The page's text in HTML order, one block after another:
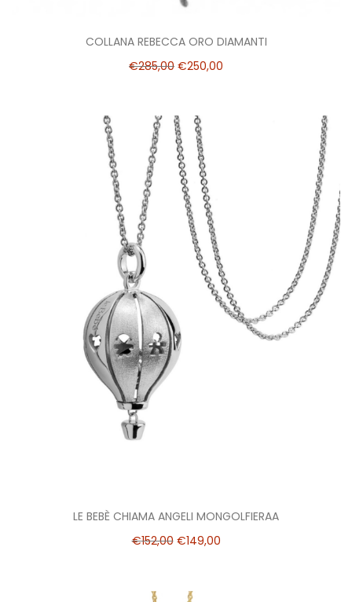
COLLANA REBECCA ORO DIAMANTI
€285,00 €250,00
LE BEBÈ CHIAMA ANGELI MONGOLFIERAA
€152,00 €149,00